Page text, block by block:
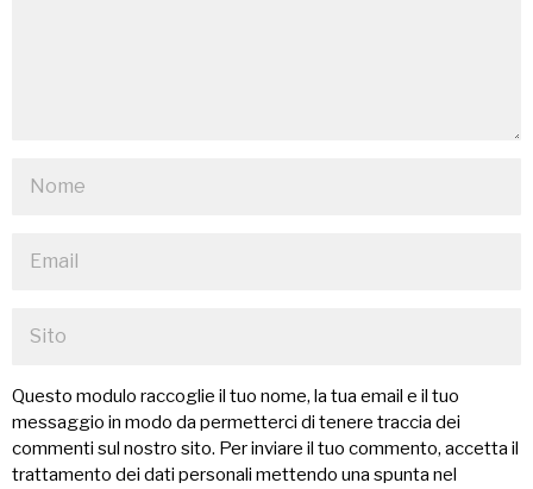
Questo modulo raccoglie il tuo nome, la tua email e il tuo
messaggio in modo da permetterci di tenere traccia dei
commenti sul nostro sito. Per inviare il tuo commento, accetta il
trattamento dei dati personali mettendo una spunta nel